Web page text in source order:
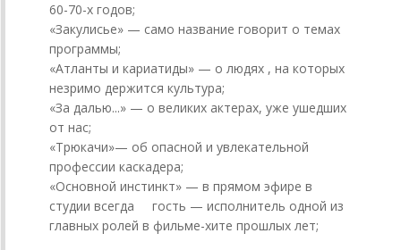
60-70-х годов;
«Закулисье» — само название говорит о темах
программы;
«Атланты и кариатиды» — о людях , на которых
незримо держится культура;
«За далью...» — о великих актерах, уже ушедших
от нас;
«Трюкачи»— об опасной и увлекательной
профессии каска­дера;
«Основной инстинкт» — в прямом эфире в
студии всегда гость — исполнитель одной из
главных ролей в фильме-хите прошлых лет;